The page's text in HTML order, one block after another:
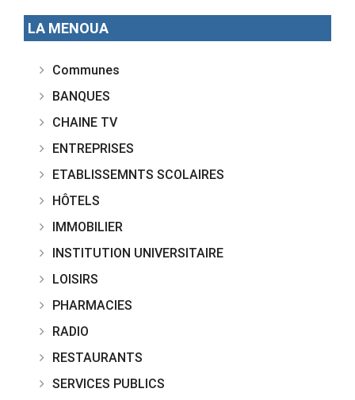
LA MENOUA
Communes
BANQUES
CHAINE TV
ENTREPRISES
ETABLISSEMNTS SCOLAIRES
HÔTELS
IMMOBILIER
INSTITUTION UNIVERSITAIRE
LOISIRS
PHARMACIES
RADIO
RESTAURANTS
SERVICES PUBLICS